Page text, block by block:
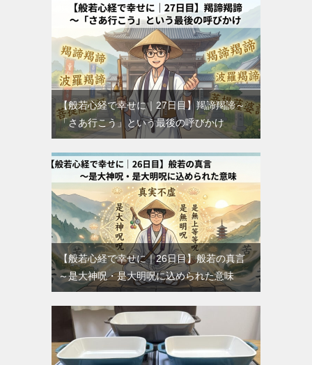
【般若心経で幸せに｜27日目】羯諦羯諦～
「さあ行こう」という最後の呼びかけ
【般若心経で幸せに｜26日目】般若の真言
～是大神呪・是大明呪に込められた意味